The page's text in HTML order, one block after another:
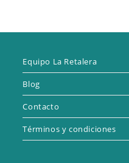
Equipo La Retalera
Blog
Contacto
Términos y condiciones